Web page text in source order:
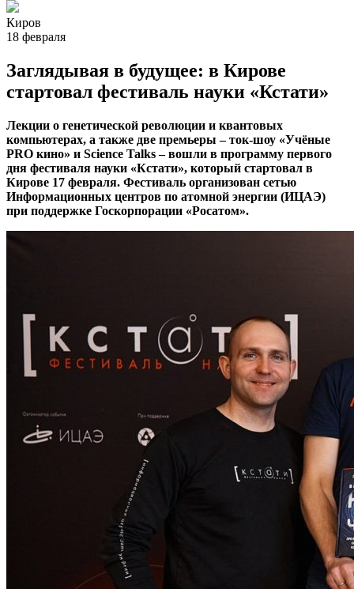
Киров
18 февраля
Заглядывая в будущее: в Кирове
стартовал фестиваль науки «Кстати»
Лекции о генетической революции и квантовых
компьютерах, а также две премьеры – ток-шоу «Учёные
PRO кино» и Science Talks ­­– вошли в программу первого
дня фестиваля науки «Кстати», который стартовал в
Кирове 17 февраля. Фестиваль организован сетью
Информационных центров по атомной энергии (ИЦАЭ)
при поддержке Госкорпорации «Росатом».